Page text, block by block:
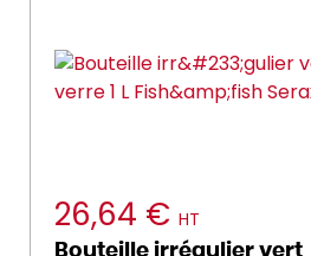
26,64 € HT
Bouteille irrégulier vert